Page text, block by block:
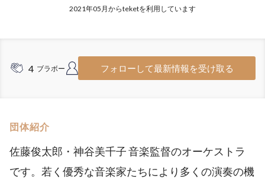
2021年05月からteketを利用しています
4 ブラボー フォロワー
フォローして最新情報を受け取る
団体紹介
佐藤俊太郎・神谷美千子 音楽監督のオーケストラ
です。若く優秀な音楽家たちにより多くの演奏の機